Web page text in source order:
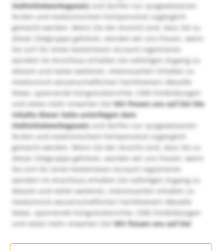
Heilmittelwerbegesetzund dürfen nur ausgewiesenen
Ärzten und medizinischem Fachpersonal zugänglich
gemacht werden. Wenn Sie der Ansicht sind, dass Sie zu
dieser Zielgruppe gehören, würden wir uns freuen, wenn
Sie sich für einen kostenlosen Account registrieren
würden! Im Anschluss erhalten Sie sofortigen Zugang zu
diesem und vielen weiteren, interessanten Inhalten zu
medizinisch-wissenschaftlichen Fachthemen! Aktuelle
News, spannende Kongressberichte, CME-Fortbildungen
und vieles mehr erwarten Sie!Wir freuen uns auf Sie! Die
Inhalte dieser Seite unterliegen dem
Heilmittelwerbegesetzund dürfen nur ausgewiesenen
Ärzten und medizinischem Fachpersonal zugänglich
gemacht werden. Wenn Sie der Ansicht sind, dass Sie zu
dieser Zielgruppe gehören, würden wir uns freuen, wenn
Sie sich für einen kostenlosen Account registrieren
würden! Im Anschluss erhalten Sie sofortigen Zugang zu
diesem und vielen weiteren, interessanten Inhalten zu
medizinisch-wissenschaftlichen Fachthemen! Aktuelle
News, spannende Kongressberichte, CME-Fortbildungen
und vieles mehr erwarten Sie!Wir freuen uns auf Sie!